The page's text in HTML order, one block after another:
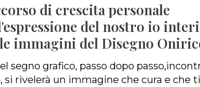
di crescita personale
del nostro io
immagini del Disegno
segno grafico, passo dopo
si rivelerà un immagine che cura e che ti